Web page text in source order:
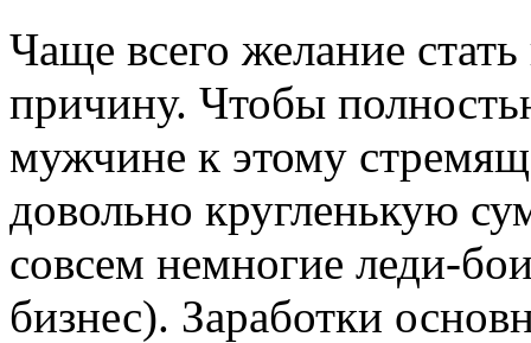
Чаще всего желание
причину. Чтобы
мужчине к этому
довольно кругленькую
совсем немногие леди-
бизнес). Заработки